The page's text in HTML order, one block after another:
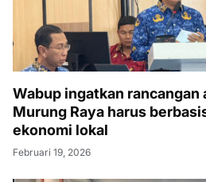
Wabup ingatkan rancangan
Murung Raya harus
ekonomi lokal
Februari 19, 2026